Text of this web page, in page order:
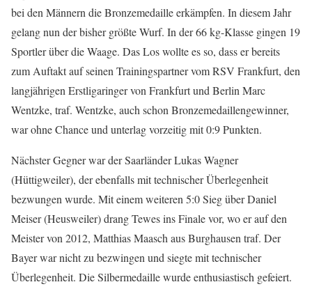
bei den Männern die Bronzemedaille erkämpfen. In diesem Jahr
gelang nun der bisher größte Wurf. In der 66 kg-Klasse gingen 19
Sportler über die Waage. Das Los wollte es so, dass er bereits
zum Auftakt auf seinen Trainingspartner vom RSV Frankfurt, den
langjährigen Erstligaringer von Frankfurt und Berlin Marc
Wentzke, traf. Wentzke, auch schon Bronzemedaillengewinner,
war ohne Chance und unterlag vorzeitig mit 0:9 Punkten.
Nächster Gegner war der Saarländer Lukas Wagner
(Hüttigweiler), der ebenfalls mit technischer Überlegenheit
bezwungen wurde. Mit einem weiteren 5:0 Sieg über Daniel
Meiser (Heusweiler) drang Tewes ins Finale vor, wo er auf den
Meister von 2012, Matthias Maasch aus Burghausen traf. Der
Bayer war nicht zu bezwingen und siegte mit technischer
Überlegenheit. Die Silbermedaille wurde enthusiastisch gefeiert.